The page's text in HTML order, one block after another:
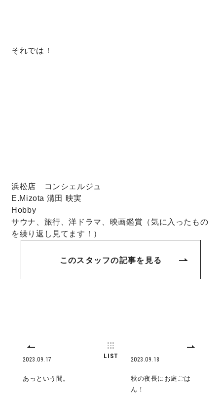
それでは！
浜松店 コンシェルジュ
E.Mizota 溝田 映実
Hobby
サウナ、旅行、洋ドラマ、映画鑑賞（気に入ったもの
を繰り返し見てます！）
このスタッフの記事を見る
2023.09.17
あっという間。
LIST 2023.09.18
秋の夜長にお庭ごは
ん！